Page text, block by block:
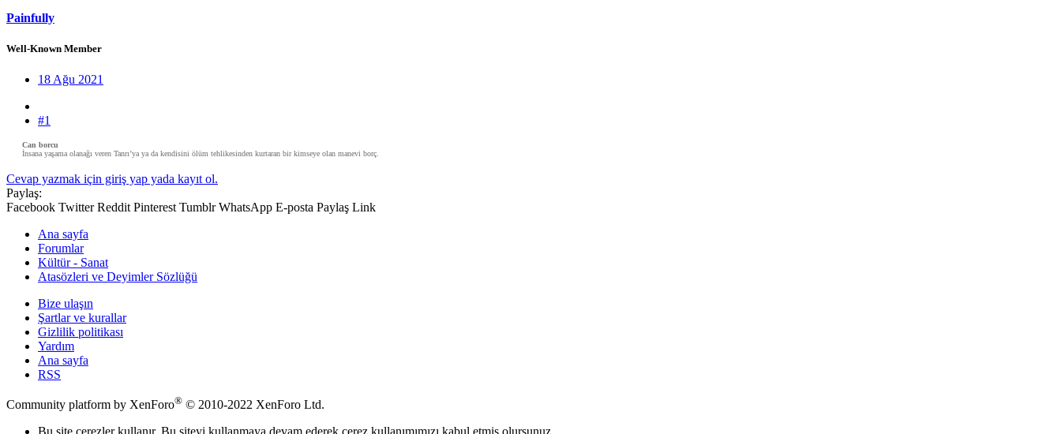
Painfully
Well-Known Member
18 Ağu 2021
#1
Can borcu
İnsana yaşama olanağı veren Tanrı’ya ya da kendisini ölüm tehlikesinden kurtaran bir kimseye olan manevi borç.​
Cevap yazmak için giriş yap yada kayıt ol.
Paylaş:
Facebook Twitter Reddit Pinterest Tumblr WhatsApp E-posta Paylaş Link
Ana sayfa
Forumlar
Kültür - Sanat
Atasözleri ve Deyimler Sözlüğü
Bize ulaşın
Şartlar ve kurallar
Gizlilik politikası
Yardım
Ana sayfa
RSS
Community platform by XenForo® © 2010-2022 XenForo Ltd.